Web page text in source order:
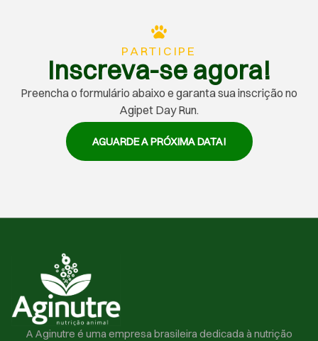
PARTICIPE
Inscreva-se agora!
Preencha o formulário abaixo e garanta sua inscrição no
Agipet Day Run.
AGUARDE A PRÓXIMA DATA!
A Aginutre é uma empresa brasileira dedicada à nutrição